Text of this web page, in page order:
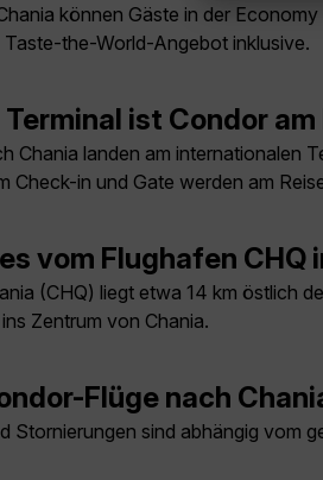
können Gäste in der
the-World-Angebot inklusive.
ist Condor
Chania landen am internationalen
Check-in und Gate werden am
vom Flughafen CHQ
(CHQ) liegt etwa 14 km östlich
Zentrum von Chania.
Flüge nach
Stornierungen sind abhängig vom